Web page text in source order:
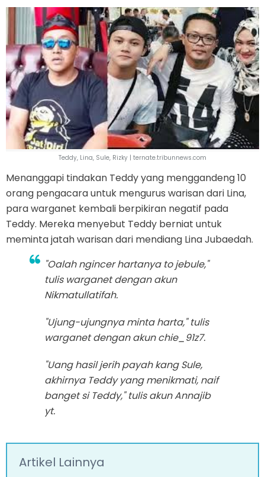
Teddy, Lina, Sule, Rizky | ternate.tribunnews.com
Menanggapi tindakan Teddy yang menggandeng 10
orang pengacara untuk mengurus warisan dari Lina,
para warganet kembali berpikiran negatif pada
Teddy. Mereka menyebut Teddy berniat untuk
meminta jatah warisan dari mendiang Lina Jubaedah.
"Oalah ngincer hartanya to jebule,"
tulis warganet dengan akun
Nikmatullatifah.
"Ujung-ujungnya minta harta," tulis
warganet dengan akun chie_91z7.
"Uang hasil jerih payah kang Sule,
akhirnya Teddy yang menikmati, naif
banget si Teddy," tulis akun Annajib
yt.
Artikel Lainnya